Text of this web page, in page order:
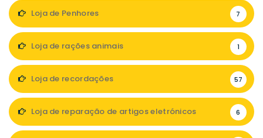
Loja de Penhores 7
Loja de rações animais 1
Loja de recordações 57
Loja de reparação de artigos eletrónicos 6